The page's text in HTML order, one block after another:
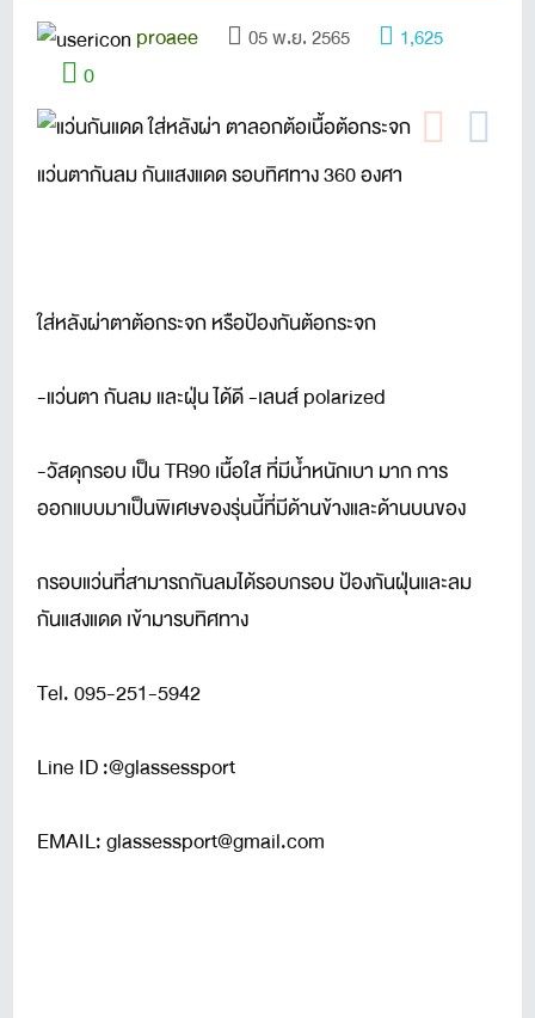
proaee 05 พ.ย. 2565 1,625
0
แว่นตากันลม กันแสงแดด รอบทิศทาง 360 องศา
ใส่หลังผ่าตาต้อกระจก หรือป้องกันต้อกระจก
-แว่นตา กันลม และฝุ่น ได้ดี -เลนส์ polarized
-วัสดุกรอบ เป็น TR90 เนื้อใส ที่มีน้ำหนักเบา มาก การ
ออกแบบมาเป็นพิเศษของรุ่นนี้ที่มีด้านข้างและด้านบนของ
กรอบแว่นที่สามารถกันลมได้รอบกรอบ ป้องกันฝุ่นและลม
กันแสงแดด เข้ามารบทิศทาง
Tel. 095-251-5942
Line ID :@glassessport
EMAIL: glassessport@gmail.com